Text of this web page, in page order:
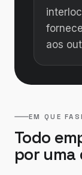
aos
EM QUE
Todo
por uma